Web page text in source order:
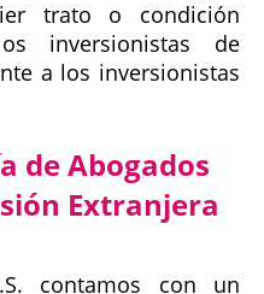
trato o condición
inversionistas de
a los inversionistas
de Abogados
Extranjera
contamos con un